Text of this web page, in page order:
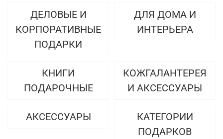
ДЕЛОВЫЕ И
КОРПОРАТИВНЫЕ
ПОДАРКИ
ДЛЯ ДОМА И
ИНТЕРЬЕРА
КНИГИ
ПОДАРОЧНЫЕ
КОЖГАЛАНТЕРЕЯ
И АКСЕССУАРЫ
АКСЕССУАРЫ
КАТЕГОРИИ
ПОДАРКОВ